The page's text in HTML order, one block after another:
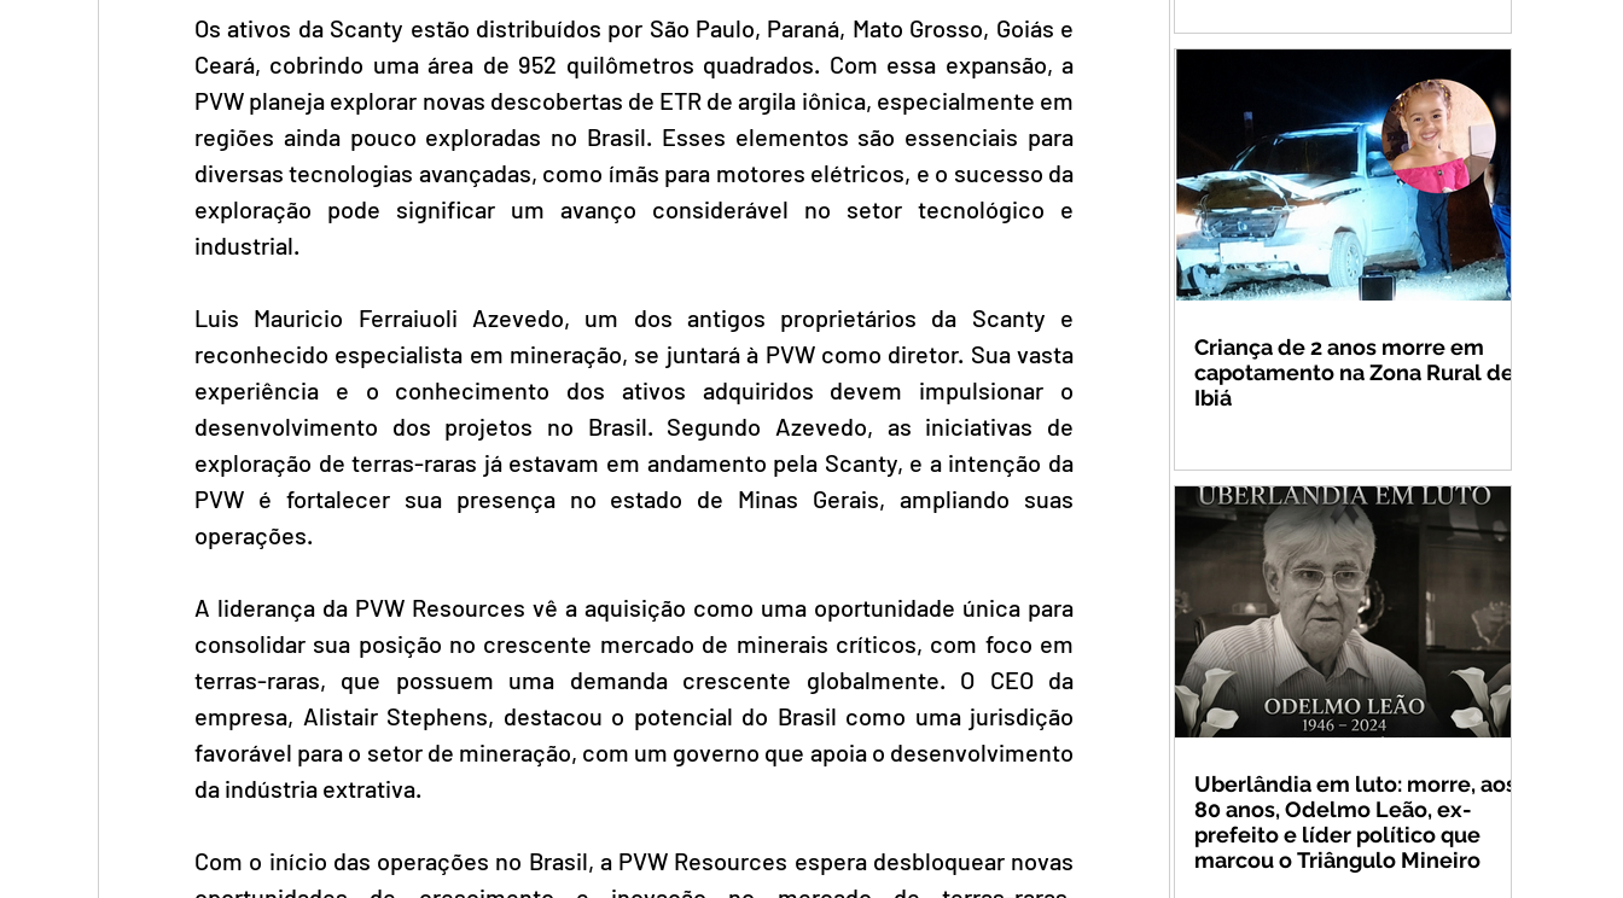
Os ativos da Scanty estão distribuídos por São Paulo, Paraná, Mato Grosso, Goiás e
Ceará, cobrindo uma área de 952 quilômetros quadrados. Com essa expansão, a
PVW planeja explorar novas descobertas de ETR de argila iônica, especialmente em
regiões ainda pouco exploradas no Brasil. Esses elementos são essenciais para
diversas tecnologias avançadas, como ímãs para motores elétricos, e o sucesso da
exploração pode significar um avanço considerável no setor tecnológico e
industrial.
Luis Mauricio Ferraiuoli Azevedo, um dos antigos proprietários da Scanty e
reconhecido especialista em mineração, se juntará à PVW como diretor. Sua vasta
experiência e o conhecimento dos ativos adquiridos devem impulsionar o
desenvolvimento dos projetos no Brasil. Segundo Azevedo, as iniciativas de
exploração de terras-raras já estavam em andamento pela Scanty, e a intenção da
PVW é fortalecer sua presença no estado de Minas Gerais, ampliando suas
operações.
A liderança da PVW Resources vê a aquisição como uma oportunidade única para
consolidar sua posição no crescente mercado de minerais críticos, com foco em
terras-raras, que possuem uma demanda crescente globalmente. O CEO da
empresa, Alistair Stephens, destacou o potencial do Brasil como uma jurisdição
favorável para o setor de mineração, com um governo que apoia o desenvolvimento
da indústria extrativa.
Com o início das operações no Brasil, a PVW Resources espera desbloquear novas
Criança de 2 anos morre em
capotamento na Zona Rural de
Ibiá
Uberlândia em luto: morre, aos
80 anos, Odelmo Leão, ex-
prefeito e líder político que
marcou o Triângulo Mineiro